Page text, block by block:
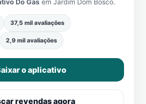
Do Gás em Jardim Dom Bosco.
37,5 mil avaliações
2,9 mil avaliações
o aplicativo
revendas agora